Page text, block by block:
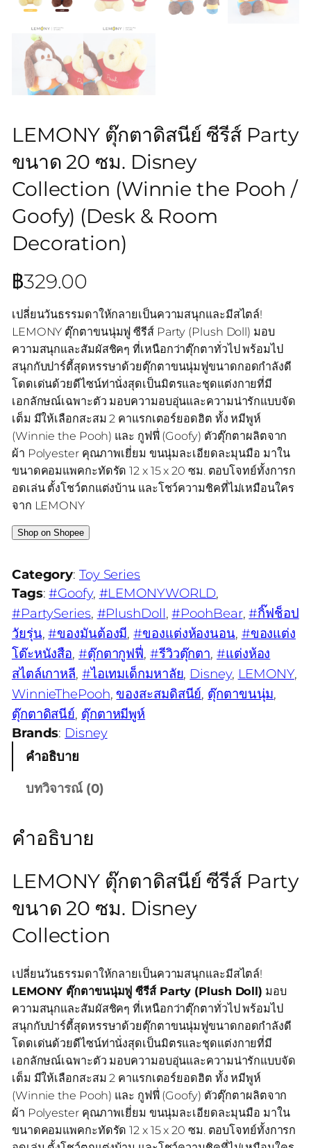
LEMONY ตุ๊กตาดิสนีย์ ซีรีส์ Party
ขนาด 20 ซม. Disney
Collection (Winnie the Pooh /
Goofy) (Desk & Room
Decoration)
฿329.00
เปลี่ยนวันธรรมดาให้กลายเป็นความสนุกและมีสไตล์!
LEMONY ตุ๊กตาขนนุ่มฟู ซีรีส์ Party (Plush Doll) มอบ
ความสนุกและสัมผัสชิคๆ ที่เหนือกว่าตุ๊กตาทั่วไป พร้อมไป
สนุกกับปาร์ตี้สุดหรรษาด้วยตุ๊กตาขนนุ่มฟูขนาดกอดกำลังดี
โดดเด่นด้วยดีไซน์ท่านั่งสุดเป็นมิตรและชุดแต่งกายที่มี
เอกลักษณ์เฉพาะตัว มอบความอบอุ่นและความน่ารักแบบจัด
เต็ม มีให้เลือกสะสม 2 คาแรกเตอร์ยอดฮิต ทั้ง หมีพูห์
(Winnie the Pooh) และ กูฟฟี่ (Goofy) ตัวตุ๊กตาผลิตจาก
ผ้า Polyester คุณภาพเยี่ยม ขนนุ่มละเอียดละมุนมือ มาใน
ขนาดคอมแพคกะทัดรัด 12 x 15 x 20 ซม. ตอบโจทย์ทั้งการก
อดเล่น ตั้งโชว์ตกแต่งบ้าน และโชว์ความชิคที่ไม่เหมือนใคร
จาก LEMONY
Shop on Shopee
Category: Toy Series
Tags:#Goofy, #LEMONYWORLD
#PartySeries, #PlushDoll, #PoohBear, #กิ๊ฟช็อป
วัยรุ่น, #ของมันต้องมี, #ของแต่งห้องนอน, #ของแต่ง
โต๊ะหนังสือ, #ตุ๊กตากูฟฟี่, #รีวิวตุ๊กตา, #แต่งห้อง
สไตล์เกาหลี, #ไอเทมเด็กมหาลัย, Disney, LEMONY
WinnieThePooh, ของสะสมดิสนีย์, ตุ๊กตาขนนุ่ม
ตุ๊กตาดิสนีย์, ตุ๊กตาหมีพูห์
Brands: Disney
คำอธิบาย
บทวิจารณ์ (0)
คำอธิบาย
LEMONY ตุ๊กตาดิสนีย์ ซีรีส์ Party
ขนาด 20 ซม. Disney
Collection
เปลี่ยนวันธรรมดาให้กลายเป็นความสนุกและมีสไตล์!
LEMONY ตุ๊กตาขนนุ่มฟู ซีรีส์ Party (Plush Doll) มอบ
ความสนุกและสัมผัสชิคๆ ที่เหนือกว่าตุ๊กตาทั่วไป พร้อมไป
สนุกกับปาร์ตี้สุดหรรษาด้วยตุ๊กตาขนนุ่มฟูขนาดกอดกำลังดี
โดดเด่นด้วยดีไซน์ท่านั่งสุดเป็นมิตรและชุดแต่งกายที่มี
เอกลักษณ์เฉพาะตัว มอบความอบอุ่นและความน่ารักแบบจัด
เต็ม มีให้เลือกสะสม 2 คาแรกเตอร์ยอดฮิต ทั้ง หมีพูห์
(Winnie the Pooh) และ กูฟฟี่ (Goofy) ตัวตุ๊กตาผลิตจาก
ผ้า Polyester คุณภาพเยี่ยม ขนนุ่มละเอียดละมุนมือ มาใน
ขนาดคอมแพคกะทัดรัด 12 x 15 x 20 ซม. ตอบโจทย์ทั้งการก